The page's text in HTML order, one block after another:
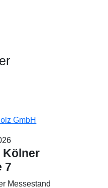
GmbH
Kölner
7
Messestand